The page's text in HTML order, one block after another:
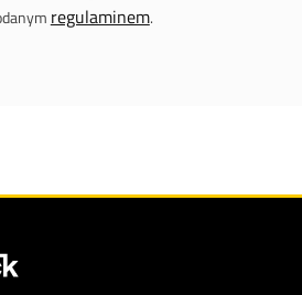
regulaminem.